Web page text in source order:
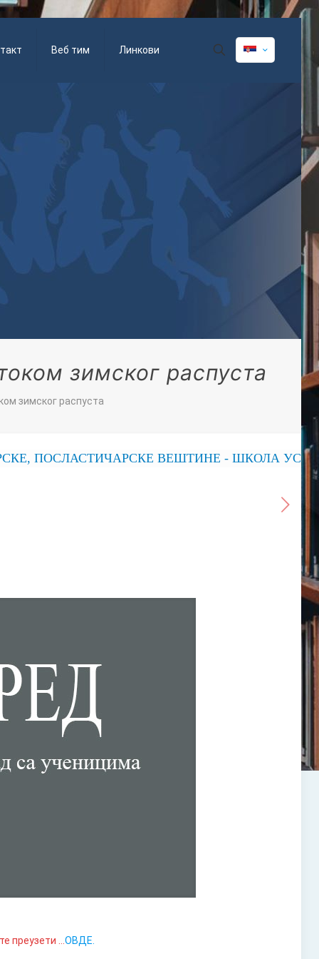
Веб тим Линкови
зимског распуста
зимског распуста
ПОСЛАСТИЧАРСКЕ ВЕШТИНЕ - ШКОЛА УСПЕХА
преузети …ОВДЕ.